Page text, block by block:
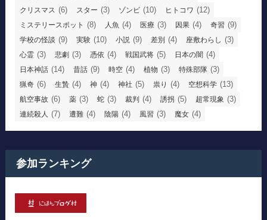
クリスマス (6) スター (3) ゾンビ (10) ヒトコワ (12)
ミステリースポット (8) 人魚 (4) 医療 (3) 因果 (4) 奇習 (9)
学校の怪談 (9) 実験 (10) 小説 (9) 差別 (4) 座敷わらし (3)
心霊 (3) 悲劇 (3) 憑依 (4) 戦国武将 (5) 日本の闇 (4)
日本神話 (14) 昔話 (9) 時空 (4) 植物 (3) 特殊部隊 (3)
猟奇 (6) 生贄 (4) 神 (4) 神社 (5) 祟り (4) 空想科学 (13)
航空事故 (6) 薬 (3) 蛇 (3) 裁判 (4) 誘拐 (5) 超常現象 (3)
連続殺人 (7) 遭難 (4) 陰陽 (4) 風習 (3) 魔女 (4)
参加ランキング